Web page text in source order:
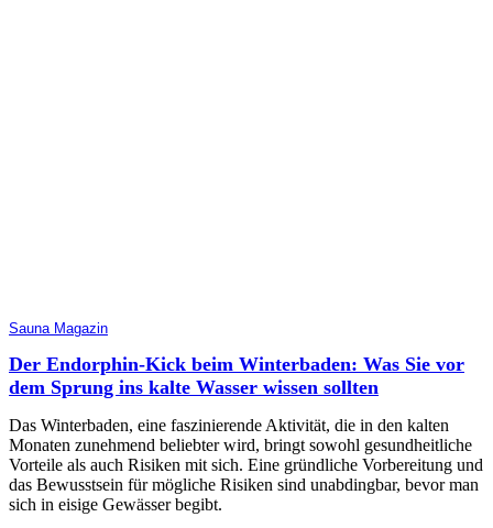
Sauna Magazin
Der Endorphin-Kick beim Winterbaden: Was Sie vor
dem Sprung ins kalte Wasser wissen sollten
Das Winterbaden, eine faszinierende Aktivität, die in den kalten
Monaten zunehmend beliebter wird, bringt sowohl gesundheitliche
Vorteile als auch Risiken mit sich. Eine gründliche Vorbereitung und
das Bewusstsein für mögliche Risiken sind unabdingbar, bevor man
sich in eisige Gewässer begibt.